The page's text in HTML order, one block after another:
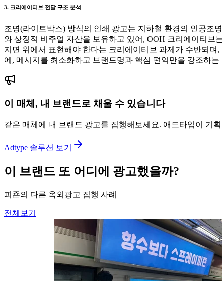
3. 크리에이티브 전달 구조 분석
조명(라이트박스) 방식의 인쇄 광고는 지하철 환경의 인공조
와 상징적 비주얼 자산을 보유하고 있어, OOH 크리에이티
지면 위에서 표현해야 한다는 크리에이티브 과제가 수반되
에, 메시지를 최소화하고 브랜드명과 핵심 편익만을 강조하
이 매체, 내 브랜드로 채울 수 있습니다
같은 매체에 내 브랜드 광고를 집행해보세요. 애드타입이 기
Adtype 솔루션 보기
이 브랜드 또 어디에 광고했을까?
피죤의 다른 옥외광고 집행 사례
전체보기